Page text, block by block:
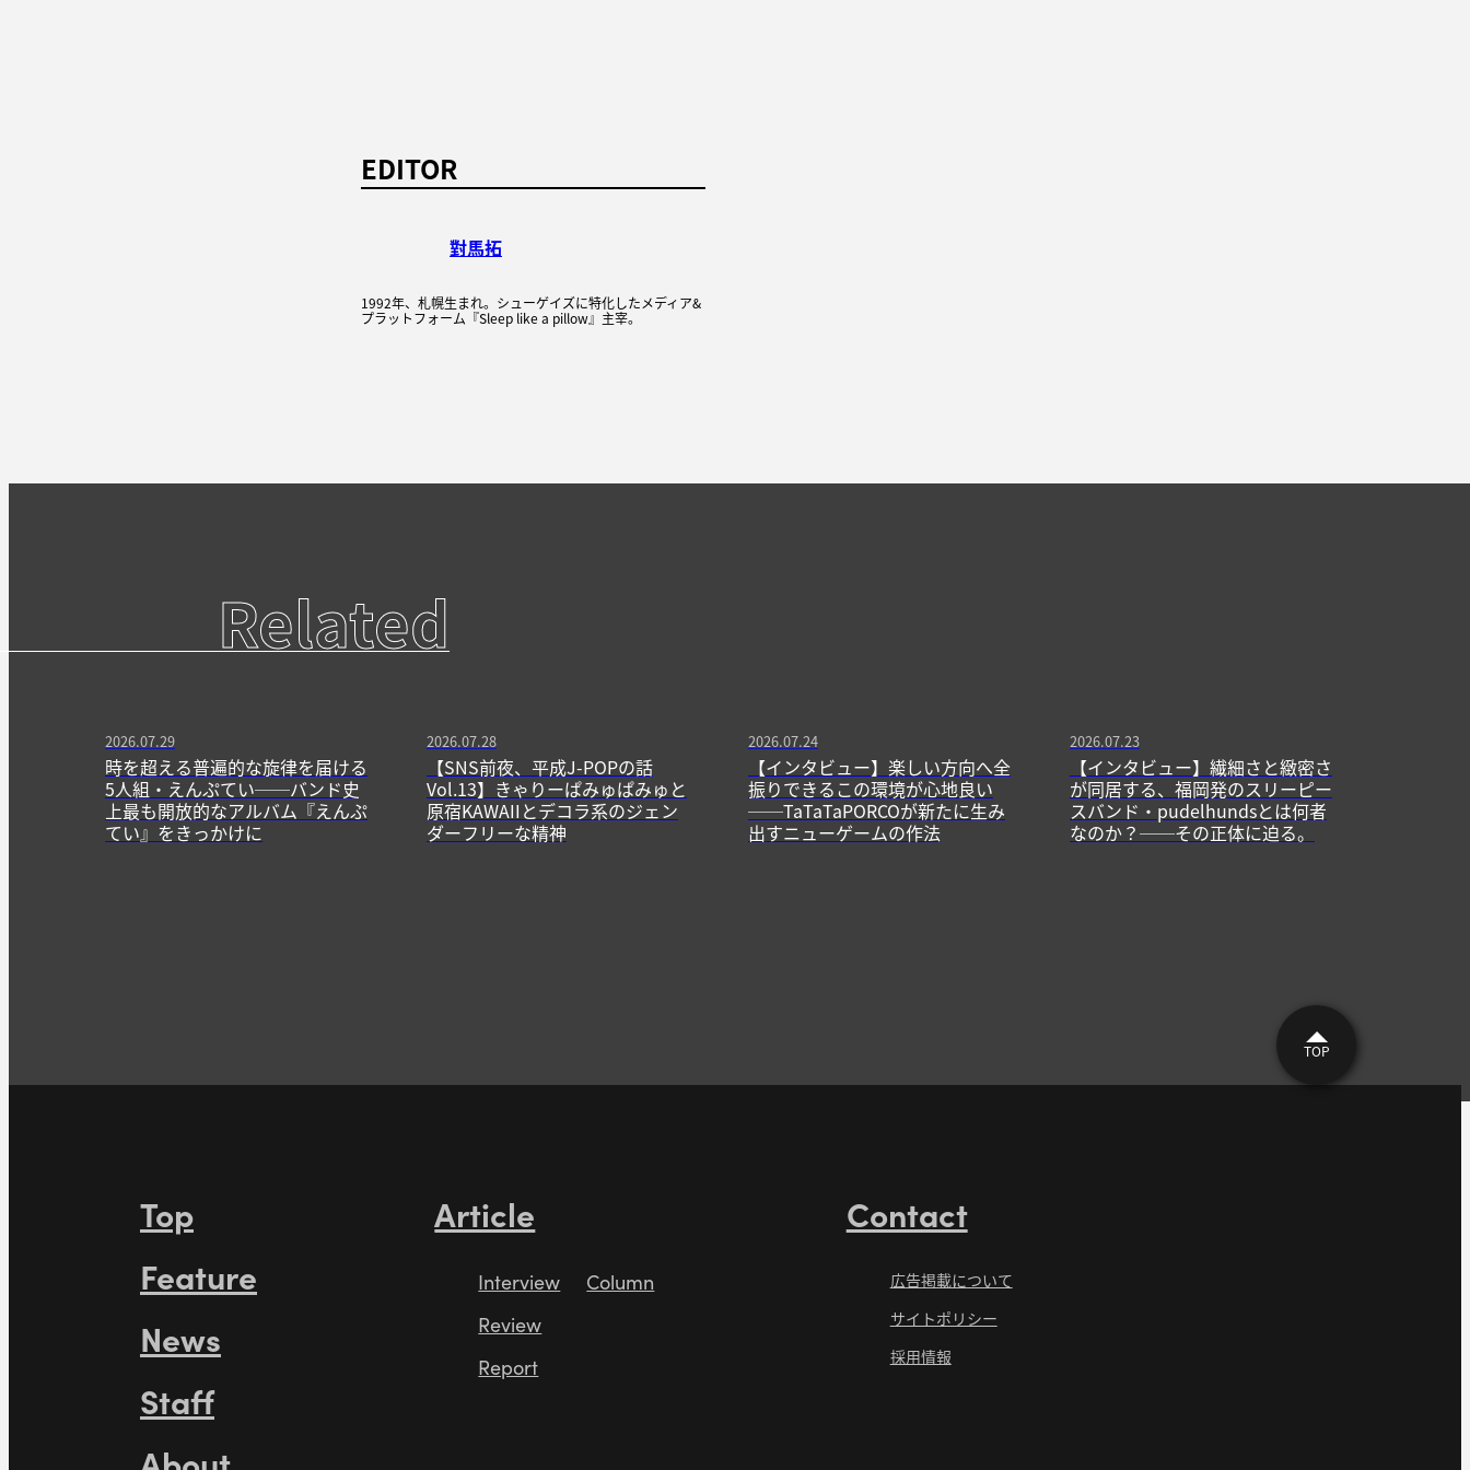
EDITOR
對馬拓
1992年、札幌生まれ。シューゲイズに特化したメディア&
プラットフォーム『Sleep like a pillow』主宰。
Related
2026.07.29
時を超える普遍的な旋律を届ける
5人組・えんぷてい──バンド史
上最も開放的なアルバム『えんぷ
てい』をきっかけに
2026.07.28
【SNS前夜、平成J-POPの話
Vol.13】きゃりーぱみゅぱみゅと
原宿KAWAIIとデコラ系のジェン
ダーフリーな精神
2026.07.24
【インタビュー】楽しい方向へ全
振りできるこの環境が心地良い
──TaTaTaPORCOが新たに生み
出すニューゲームの作法
2026.07.23
【インタビュー】繊細さと緻密さ
が同居する、福岡発のスリーピー
スバンド・pudelhundsとは何者
なのか？──その正体に迫る。
TOP
Top
Feature
News
Staff
Article
Interview
Review
Report
Column
Contact
広告掲載について
サイトポリシー
採用情報